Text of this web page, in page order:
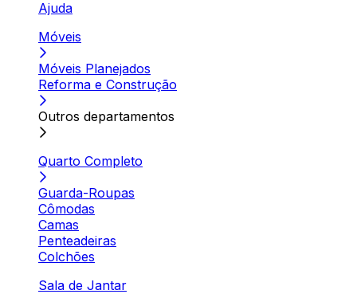
Ajuda
Móveis
Móveis Planejados
Reforma e Construção
Outros departamentos
Quarto Completo
Guarda-Roupas
Cômodas
Camas
Penteadeiras
Colchões
Sala de Jantar